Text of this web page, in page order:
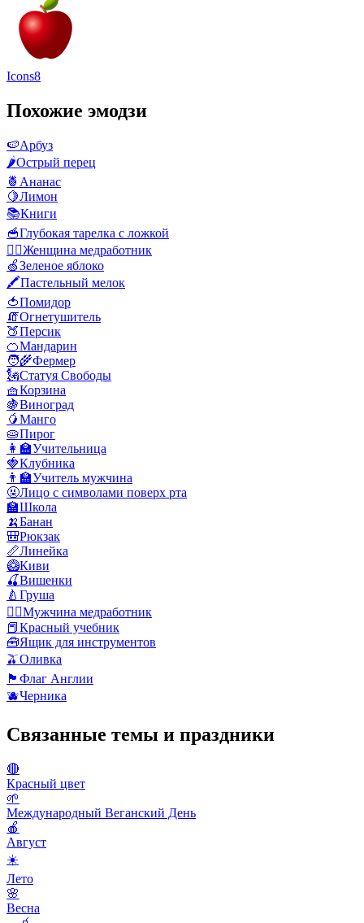
Icons8
Похожие эмодзи
🍉Арбуз
🌶️Острый перец
🍍 Ананас
🍋Лимон
📚Книги
🥣Глубокая тарелка с ложкой
👩‍⚕️Женщина медработник
🍏Зеленое яблоко
🖍️Пастельный мелок
🍅Помидор
🧯Огнетушитель
🍑Персик
🍊Мандарин
🧑‍🌾Фермер
🗽Статуя Свободы
🧺Корзина
🍇Виноград
🥭Манго
🥧Пирог
👩‍🏫Учительница
🍓Клубника
👨‍🏫Учитель мужчина
🤬Лицо с символами поверх рта
🏫Школа
🍌Банан
🎒Рюкзак
📏Линейка
🥝Киви
🍒Вишенки
🍐 Груша
👨‍⚕️Мужчина медработник
📕 Красный учебник
🧰Ящик для инструментов
🫒Оливка
🏴󠁧󠁢󠁥󠁮󠁧󠁿 Флаг Англии
🫐Черника
Связанные темы и праздники
🔴
Красный цвет
🌱
Международный Веганский День
🍎
Август
☀️
Лето
🌸
Весна